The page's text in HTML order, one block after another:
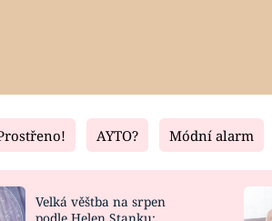
Living
AYTO? Módní alarm
Velká věštba na srpen